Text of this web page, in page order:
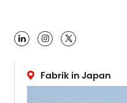

Fabrik in Japan